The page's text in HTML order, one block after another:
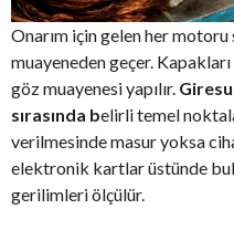
Onarım için gelen her
muayeneden geçer.
göz muayenesi yapılır.
sırasında belirli temel
verilmesinde masur yoksa
elektronik kartlar üstünde
gerilimleri ölçülür.